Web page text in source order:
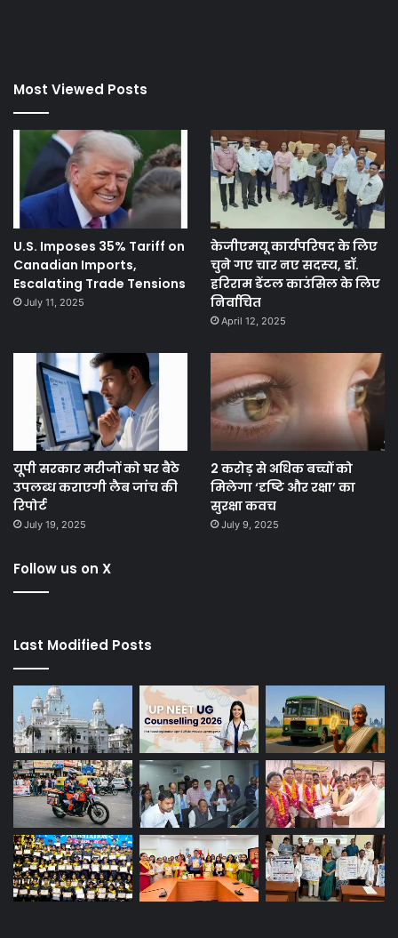
Most Viewed Posts
U.S. Imposes 35% Tariff on
Canadian Imports,
Escalating Trade Tensions
July 11, 2025
केजीएमयू कार्यपरिषद के लिए
चुने गए चार नए सदस्‍य, डॉ.
हरिराम डेंटल काउंसिल के लिए
निर्वाचित
April 12, 2025
यूपी सरकार मरीजों को घर बैठे
उपलब्ध कराएगी लैब जांच की
रिपोर्ट
July 19, 2025
2 करोड़ से अधिक बच्चों को
मिलेगा ‘दृष्टि और रक्षा’ का
सुरक्षा कवच
July 9, 2025
Follow us on X
Last Modified Posts